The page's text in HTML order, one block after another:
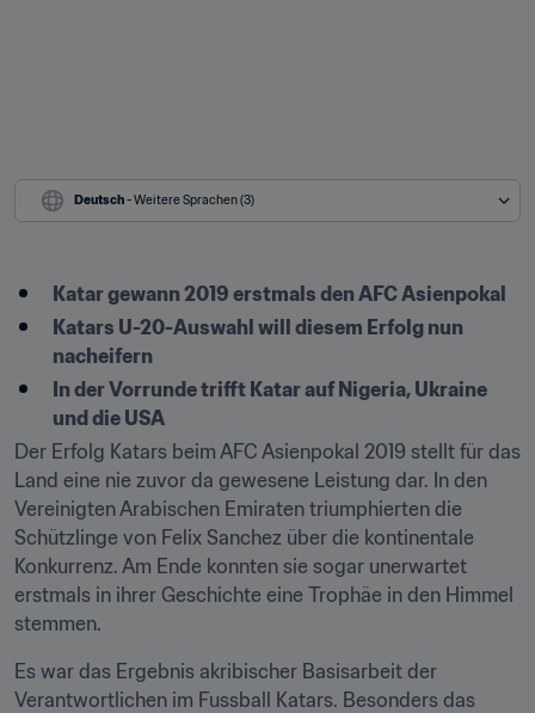
Deutsch - Weitere Sprachen (3)
Katar gewann 2019 erstmals den AFC Asienpokal
Katars U-20-Auswahl will diesem Erfolg nun
nacheifern
In der Vorrunde trifft Katar auf Nigeria, Ukraine
und die USA
Der Erfolg Katars beim AFC Asienpokal 2019 stellt für das
Land eine nie zuvor da gewesene Leistung dar. In den
Vereinigten Arabischen Emiraten triumphierten die
Schützlinge von Felix Sanchez über die kontinentale
Konkurrenz. Am Ende konnten sie sogar unerwartet
erstmals in ihrer Geschichte eine Trophäe in den Himmel
stemmen.
Es war das Ergebnis akribischer Basisarbeit der
Verantwortlichen im Fussball Katars. Besonders das